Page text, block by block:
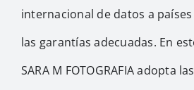
internacional de datos a
las garantías adecuadas. En
SARA M FOTOGRAFIA adopta